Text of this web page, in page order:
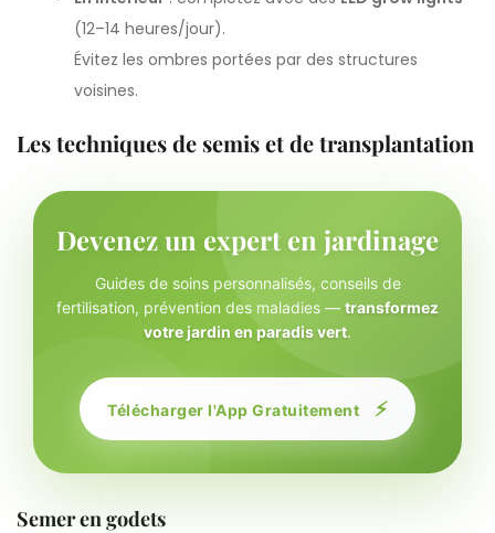
(12–14 heures/jour).
Évitez les ombres portées par des structures
voisines.
Les techniques de semis et de transplantation
Devenez un expert en jardinage
Guides de soins personnalisés, conseils de
fertilisation, prévention des maladies — transformez
votre jardin en paradis vert.
Télécharger l'App Gratuitement ⚡
Semer en godets